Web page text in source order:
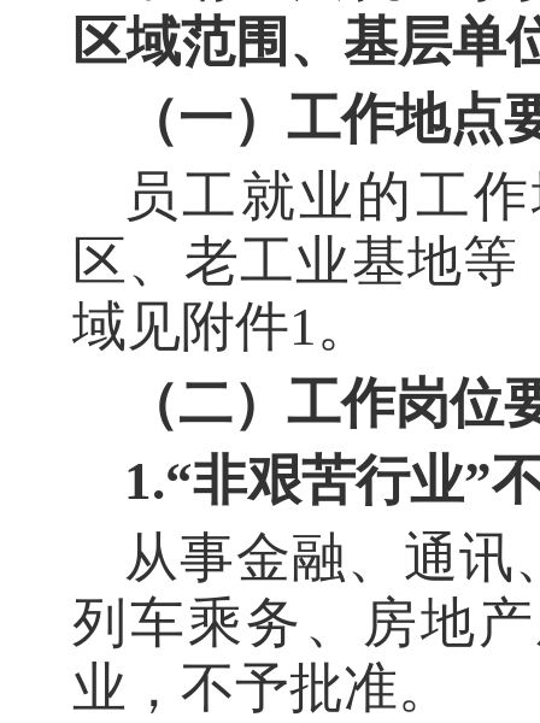
区域范围、基层单
（一）工作地点
员工就业的工
区、老工业基地等
域见附件1。
（二）工作岗位
1.“非艰苦行业”
从事金融、通讯
列车乘务、房地
业，不予批准。